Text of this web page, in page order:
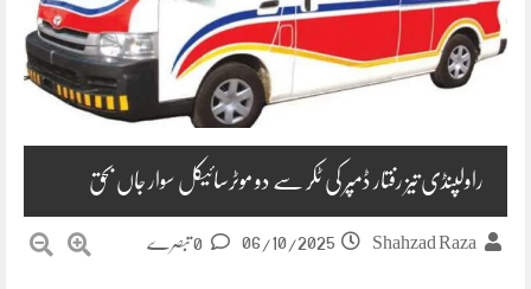
راولپنڈی تیز رفتار ڈمپر کی ٹکر سے دو موٹرسائیکل سوار جاں بحق
Shahzad Raza
06/10/2025